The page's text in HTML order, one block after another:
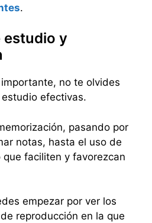
.
estudio y
no te olvides
efectivas.
pasando por
notas, hasta el uso de
faciliten y favorezcan
empezar por ver los
reproducción en la que